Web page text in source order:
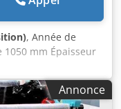
, Année de
mm Épaisseur
1070 mm
moteur 1,5
x 700 x 1160 mm
Annonce